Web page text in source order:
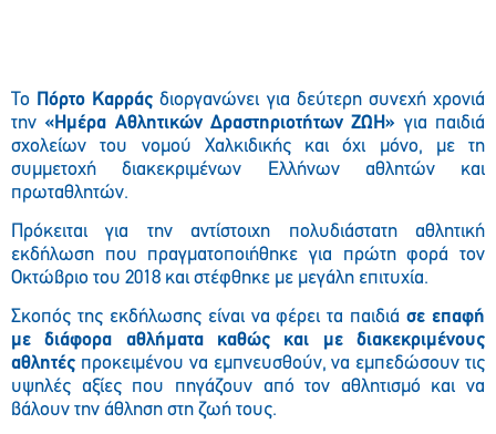
Το Πόρτο Καρράς διοργανώνει για δεύτερη συνεχή χρονιά
την «Ημέρα Αθλητικών Δραστηριοτήτων ΖΩΗ» για παιδιά
σχολείων του νομού Χαλκιδικής και όχι μόνο, με τη
συμμετοχή διακεκριμένων Ελλήνων αθλητών και
πρωταθλητών.
Πρόκειται για την αντίστοιχη πολυδιάστατη αθλητική
εκδήλωση που πραγματοποιήθηκε για πρώτη φορά τον
Οκτώβριο του 2018 και στέφθηκε με μεγάλη επιτυχία.
Σκοπός της εκδήλωσης είναι να φέρει τα παιδιά σε επαφή
με διάφορα αθλήματα καθώς και με διακεκριμένους
αθλητές προκειμένου να εμπνευσθούν, να εμπεδώσουν τις
υψηλές αξίες που πηγάζουν από τον αθλητισμό και να
βάλουν την άθληση στη ζωή τους.